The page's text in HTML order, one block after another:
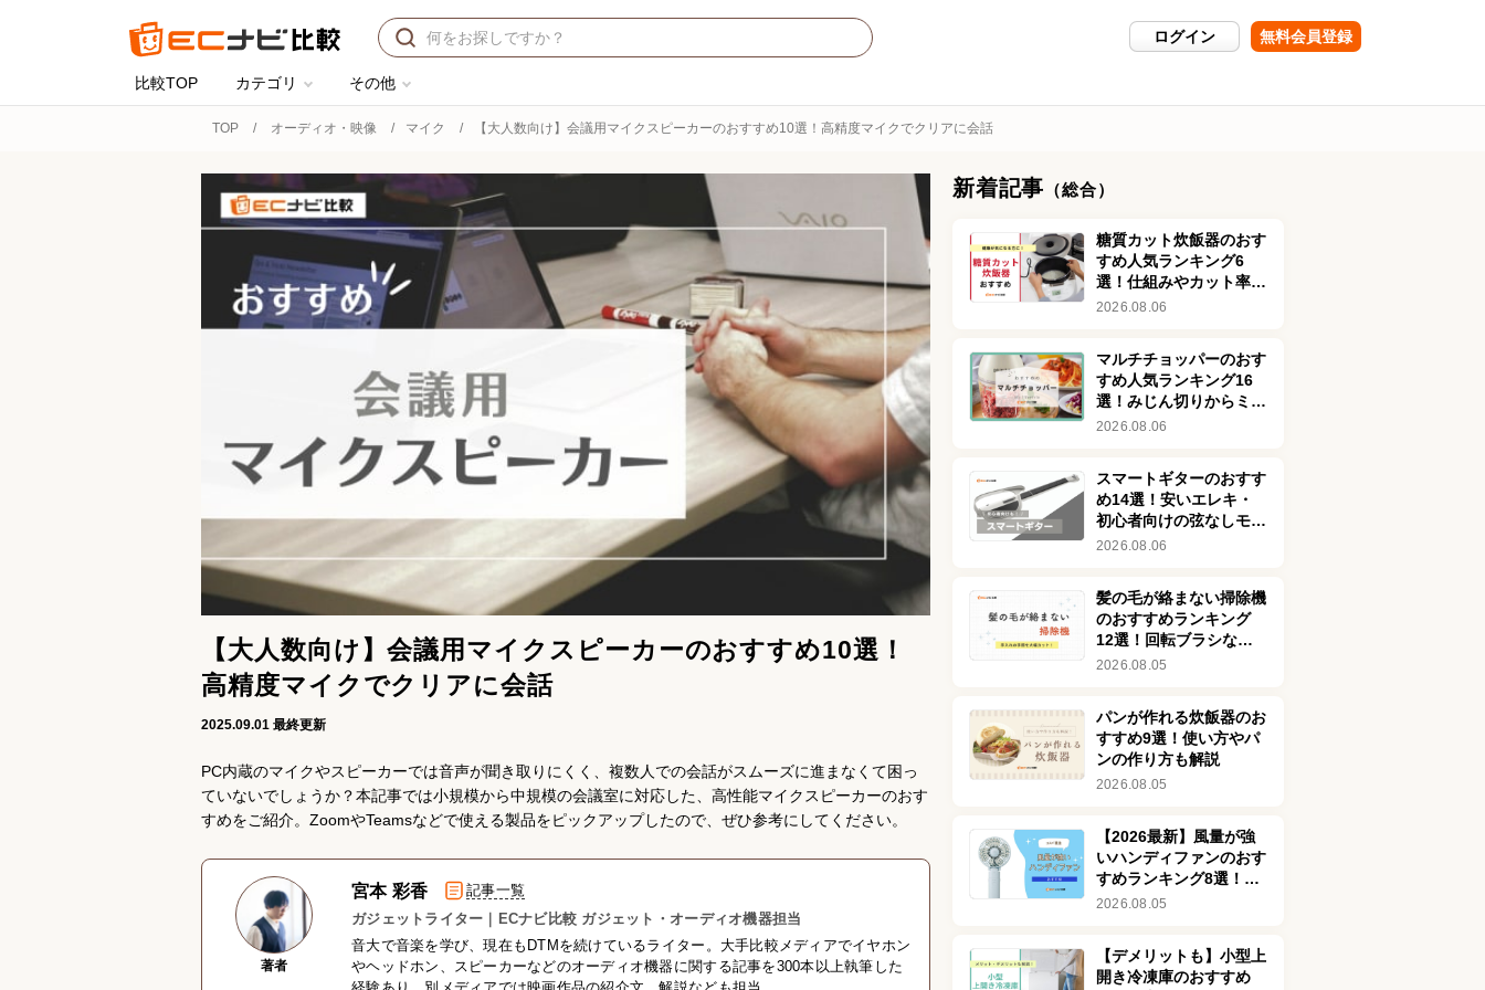
ログイン 無料会員登録
比較TOP カテゴリ その他
TOP オーディオ・映像 マイク 【大人数向け】会議用マイクスピーカーのおすすめ10選！高精度マイクでクリアに会話
【大人数向け】会議用マイクスピーカーのおすすめ10選！
高精度マイクでクリアに会話
2025.09.01 最終更新
PC内蔵のマイクやスピーカーでは音声が聞き取りにくく、複数人での会話がスムーズに進まなくて困っ
ていないでしょうか？本記事では小規模から中規模の会議室に対応した、高性能マイクスピーカーのおす
すめをご紹介。ZoomやTeamsなどで使える製品をピックアップしたので、ぜひ参考にしてください。
著者
宮本 彩香
記事一覧
ガジェットライター｜ECナビ比較 ガジェット・オーディオ機器担当
音大で音楽を学び、現在もDTMを続けているライター。大手比較メディアでイヤホン
やヘッドホン、スピーカーなどのオーディオ機器に関する記事を300本以上執筆した
新着記事 （総合）
糖質カット炊飯器のおす
すめ人気ランキング6
選！仕組みやカット率も
解説
2026.08.06
マルチチョッパーのおす
すめ人気ランキング16
選！みじん切りからミン
チまでラクラク時短調理
2026.08.06
スマートギターのおすす
め14選！安いエレキ・
初心者向けの弦なしモデ
ルを紹介！デメリットも
2026.08.06
髪の毛が絡まない掃除機
のおすすめランキング
12選！回転ブラシなし
の商品も
2026.08.05
パンが作れる炊飯器のお
すすめ9選！使い方やパ
ンの作り方も解説
2026.08.05
【2026最新】風量が強
いハンディファンのおす
すめランキング8選！最
強クラスの強風モデルも
2026.08.05
【デメリットも】小型上
開き冷凍庫のおすすめ